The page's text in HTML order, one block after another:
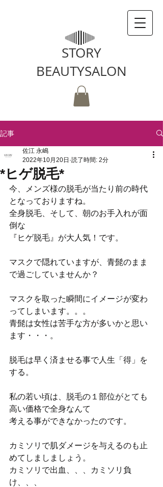
STORY
BEAUTYSALON
記事
*ヒゲ脱毛*
佐江 永嶋
2022年10月20日 読了時間: 2分
今、メンズ様の脱毛が当たり前の時代
となっておりますね。
全身脱毛、そして、朝のお手入れが面
倒な
『ヒゲ脱毛』が大人気！です。
マスクで隠れていますが、青髭のまま
で過ごしていませんか？
マスクを取った瞬間にイメージが変わ
ってしまいます。。。
青髭は女性は苦手な方が多いかと思い
ます・・・。
脱毛は早く済ませる事で人生「得」を
する。
私の若い頃は、脱毛の１部位がとても
高い価格で全身なんて
考える事ができなかったのです。
カミソリで肌ダメージを与えるのも止
めてしましましょう。
カミソリで出血、、、カミソリ負
け、、、